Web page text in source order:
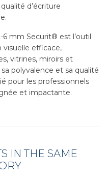
d’écriture
6 mm Securit® est l’outil
efficace,
vitrines, miroirs et
polyvalence et sa qualité
pour les professionnels
et impactante.
IN THE SAME